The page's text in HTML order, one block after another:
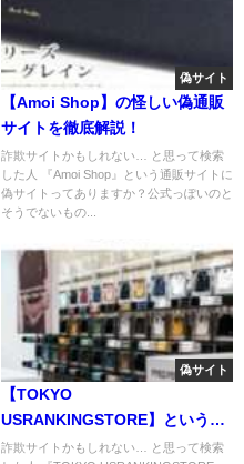
偽サイト
【Amoi Shop】の怪しい偽通販
サイトを徹底解説！
詐欺サイトかもしれない… と思って検索
した人 『Amoi Shop』という通販サイトに
偽サイトってありますか？公式っぽいのと
そうでないもの...
偽サイト
【TOKYO
USRANKINGSTORE】という怪
しい偽通販サイトを徹底解説！
詐欺サイトかもしれない… と思って検索